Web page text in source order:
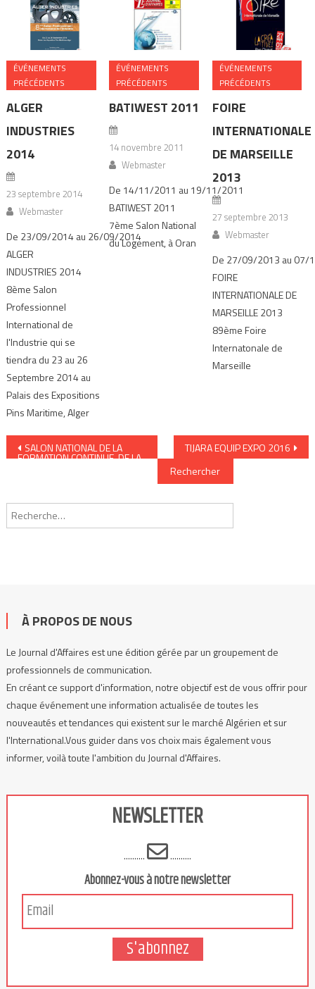
ÉVÉNEMENTS
PRÉCÉDENTS
ALGER
INDUSTRIES
2014
23 septembre 2014
Webmaster
De 23/09/2014 au 26/09/2014
ALGER
INDUSTRIES 2014
8ème Salon
Professionnel
International de
l'Industrie qui se
tiendra du 23 au 26
Septembre 2014 au
Palais des Expositions
Pins Maritime, Alger
ÉVÉNEMENTS
PRÉCÉDENTS
BATIWEST 2011
14 novembre 2011
Webmaster
De 14/11/2011 au 19/11/2011
BATIWEST 2011
7ème Salon National
du Logement, à Oran
ÉVÉNEMENTS
PRÉCÉDENTS
FOIRE
INTERNATIONALE
DE MARSEILLE
2013
27 septembre 2013
Webmaster
De 27/09/2013 au 07/
FOIRE
INTERNATIONALE DE
MARSEILLE 2013
89ème Foire
Internatonale de
Marseille
Navigation de l’article
SALON NATIONAL DE LA
FORMATION CONTINUE, DE LA
TIJARA EQUIP EXPO 2016
Rechercher :
À PROPOS DE NOUS
Le Journal d'Affaires est une édition gérée par un groupement de
professionnels de communication.
En créant ce support d'information, notre objectif est de vous offrir pour
chaque événement une information actualisée de toutes les
nouveautés et tendances qui existent sur le marché Algérien et sur
l'International.Vous guider dans vos choix mais également vous
informer, voilà toute l'ambition du Journal d'Affaires.
NEWSLETTER
.......... ..........
Abonnez-vous à notre newsletter
S'abonnez